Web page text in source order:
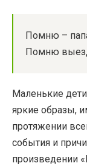
Помню –
Помню
Маленькие
яркие образы,
протяжении
события и
произведении